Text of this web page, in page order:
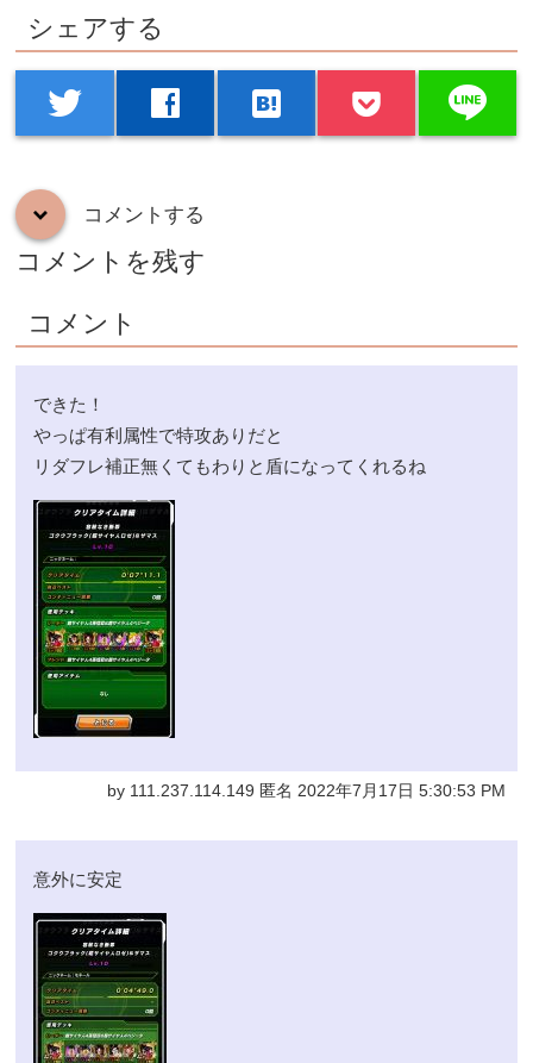
シェアする
twitter facebook hatenabookmark line
down コメントする
コメントを残す
コメント
できた！
やっぱ有利属性で特攻ありだと
リダフレ補正無くてもわりと盾になってくれるね
by 111.237.114.149 匿名 2022年7月17日 5:30:53 PM
意外に安定